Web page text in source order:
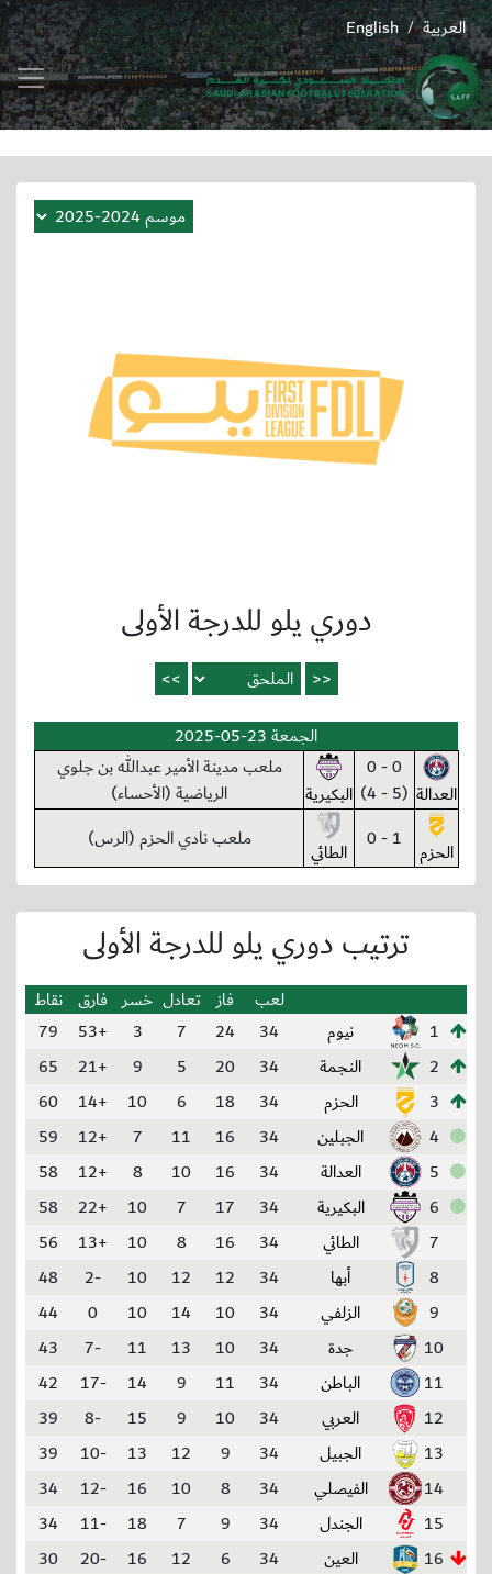
English / العربية
دوري يلو للدرجة الأولى
الجمعة 23-05-2025
العدالة
0 - 0
(5 - 4)
البكيرية
ملعب مدينة الأمير عبدالله بن جلوي
الرياضية (الأحساء)
الحزم 1 - 0 الطائي ملعب نادي الحزم (الرس)
ترتيب دوري يلو للدرجة الأولى
لعب فاز تعادل خسر فارق نقاط
1
نيوم 34
24
7
3
+53
79
2
النجمة 34
20
5
9
+21
65
3
الحزم 34
18
6
10
+14
60
4
الجبلين 34
16
11
7
+12
59
5
العدالة 34
16
10
8
+12
58
6
البكيرية 34
17
7
10
+22
58
7
الطائي 34
16
8
10
+13
56
8
أبها 34
12
12
10
-2
48
9
الزلفي 34
10
14
10
0
44
10
جدة 34
10
13
11
-7
43
11
الباطن 34
11
9
14
-17
42
12
العربي 34
10
9
15
-8
39
13
الجبيل 34
9
12
13
-10
39
14
الفيصلي 34
8
10
16
-12
34
15
الجندل 34
9
7
18
-11
34
16
العين 34
6
12
16
-20
30